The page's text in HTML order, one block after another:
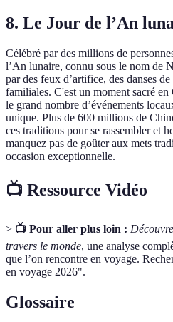
8. Le Jour de l’An
Célébré par des millions de
l’An lunaire, connu sous le nom de
par des feux d’artifice, des danses
familiales. C'est un moment sacré
le grand nombre d’événements
unique. Plus de 600 millions de
ces traditions pour se rassembler et
manquez pas de goûter aux mets
occasion exceptionnelle.
📺 Ressource Vidéo
> 📺 Pour aller plus loin :
travers le monde, une analyse
que l’on rencontre en voyage.
en voyage 2026".
Glossaire